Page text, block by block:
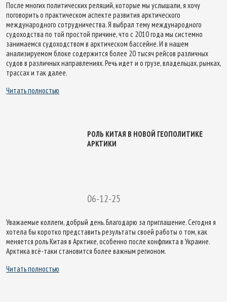
После многих политических реляций, которые мы услышали, я хочу
поговорить о практическом аспекте развития арктического
международного сотрудничества. Я выбрал тему международного
судоходства по той простой причине, что с 2010 года мы системно
занимаемся судоходством в арктическом бассейне. И в нашем
анализируемом блоке содержится более 20 тысяч рейсов различных
судов в различных направлениях. Речь идет и о грузе, владельцах, рынках,
трассах и так далее.
Читать полностью
РОЛЬ КИТАЯ В НОВОЙ ГЕОПОЛИТИКЕ
АРКТИКИ
06-12-25
Уважаемые коллеги, добрый день. Благодарю за приглашение. Сегодня я
хотела бы коротко представить результаты своей работы о том, как
меняется роль Китая в Арктике, особенно после конфликта в Украине.
Арктика всё-таки становится более важным регионом.
Читать полностью